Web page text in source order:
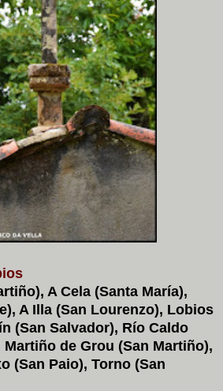
A Cela (Santa María),
A Illa (San Lourenzo), Lobios
(San Salvador), Río Caldo
Martiño de Grou (San Martiño),
(San Paio), Torno (San